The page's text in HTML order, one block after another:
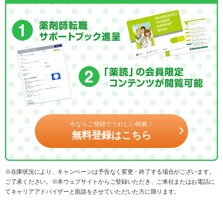
今ならご登録でうれしい特典！
無料登録はこちら
※在庫状況により、キャンペーンは予告なく変更・終了する場合がございます。
ご了承ください。※本ウェブサイトからご登録いただき、ご来社またはお電話に
てキャリアアドバイザーと面談をさせていただいた方に限ります。